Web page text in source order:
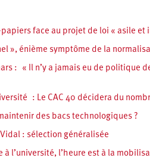
papiers face au projet de loi « asile et
», énième symptôme de la
: « Il n’y a jamais eu de politique
: Le CAC 40 décidera du
des bacs technologiques ?
: sélection généralisée
à l’université, l’heure est à la